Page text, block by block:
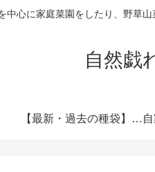
心に家庭菜園をしたり、野草
自然戯
【最新・過去の種袋】ダイソーの種一覧まとめ！発売時期・全種類・栽培記録歴代リンク集